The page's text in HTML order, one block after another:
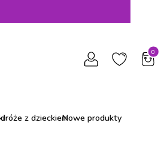
z dzieckiemNowe produkty